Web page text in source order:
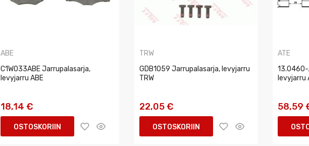
ABE
C1W033ABE Jarrupalasarja,
levyjarru ABE
18,14 €
OSTOSKORIIN
TRW
GDB1059 Jarrupalasarja, levyjarru
TRW
22,05 €
OSTOSKORIIN
ATE
levyjarru
58,59